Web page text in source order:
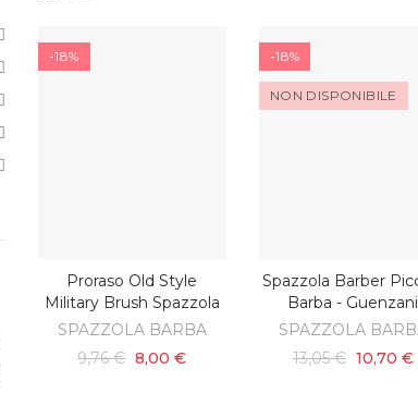
-18%
AGGIUNGI AL CARRELLO
Proraso Old Style
Military Brush Spazzola
SPAZZOLA BARBA
9,76 € 8,00 €
-18%
NON DISPONIBILE
SCOPRI
Spazzola Barber
Barba - Guenzani
SPAZZOLA
13,05 € 10,70 €